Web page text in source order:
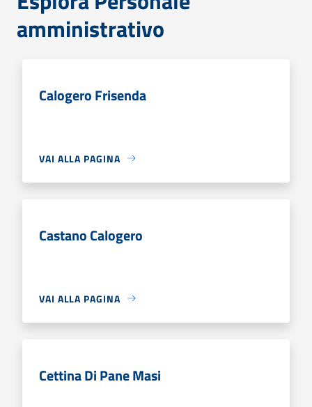
amministrativo
Calogero Frisenda
VAI ALLA PAGINA
Castano Calogero
VAI ALLA PAGINA
Cettina Di Pane Masi